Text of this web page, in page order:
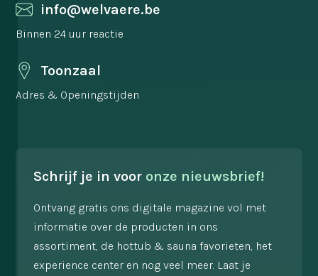
info@welvaere.be
Binnen 24 uur reactie
Toonzaal
Adres & Openingstijden
Schrijf je in voor onze nieuwsbrief!
Ontvang gratis ons digitale magazine vol met
informatie over de producten in ons
assortiment, de hottub & sauna favorieten, het
experience center en nog veel meer. Laat je